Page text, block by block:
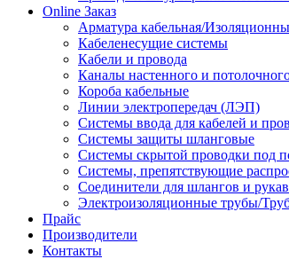
Online Заказ
Арматура кабельная/
Кабеленесущие системы
Кабели и провода
Каналы настенного и
Короба кабельные
Линии электропередач (ЛЭП)
Системы ввода для кабелей и
Системы защиты шланговые
Системы скрытой проводки под
Системы, препятствующие
Соединители для шлангов и
Электроизоляционные трубы/
Прайс
Производители
Контакты